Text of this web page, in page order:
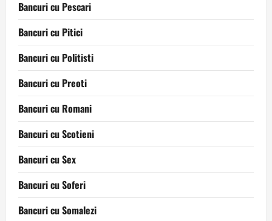
Bancuri cu Pescari
Bancuri cu Pitici
Bancuri cu Politisti
Bancuri cu Preoti
Bancuri cu Romani
Bancuri cu Scotieni
Bancuri cu Sex
Bancuri cu Soferi
Bancuri cu Somalezi